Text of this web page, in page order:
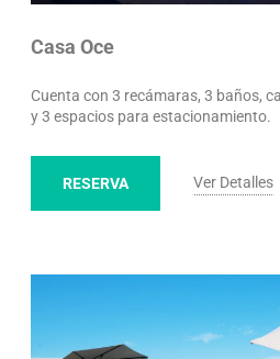
Casa Oce
Cuenta con 3 recámaras, 3 baños,
y 3 espacios para estacionamiento.
Ver Detalles
RESERVA